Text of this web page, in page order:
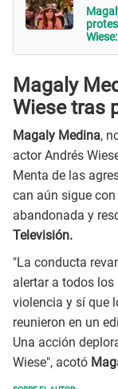
Magaly
Wiese tras
Magaly Medina,
actor Andrés
Menta de las
can aún sigue
abandonada y
Televisión.
"La conducta
alertar a todos
violencia y sí que
reunieron en un
Una acción
Wiese", acotó